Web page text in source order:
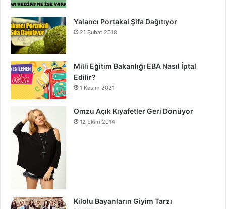
Yalancı Portakal Şifa Dağıtıyor
21 Şubat 2018
Milli Eğitim Bakanlığı EBA Nasıl İptal
Edilir?
1 Kasım 2021
Omzu Açık Kıyafetler Geri Dönüyor
12 Ekim 2014
Kilolu Bayanların Giyim Tarzı